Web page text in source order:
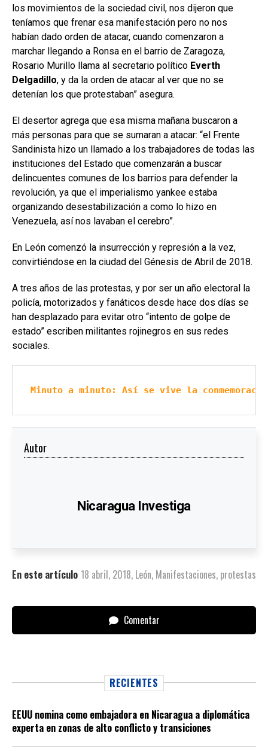
los movimientos de la sociedad civil, nos dijeron que
teníamos que frenar esa manifestación pero no nos
habían dado orden de atacar, cuando comenzaron a
marchar llegando a Ronsa en el barrio de Zaragoza,
Rosario Murillo llama al secretario político Everth
Delgadillo, y da la orden de atacar al ver que no se
detenían los que protestaban” asegura.
El desertor agrega que esa misma mañana buscaron a
más personas para que se sumaran a atacar: “el Frente
Sandinista hizo un llamado a los trabajadores de todas las
instituciones del Estado que comenzarán a buscar
delincuentes comunes de los barrios para defender la
revolución, ya que el imperialismo yankee estaba
organizando desestabilización a como lo hizo en
Venezuela, así nos lavaban el cerebro”.
En León comenzó la insurrección y represión a la vez,
convirtiéndose en la ciudad del Génesis de Abril de 2018.
A tres años de las protestas, y por ser un año electoral la
policía, motorizados y fanáticos desde hace dos días se
han desplazado para evitar otro “intento de golpe de
estado” escriben militantes rojinegros en sus redes
sociales.
Minuto a minuto: Así se vive la
Autor
Nicaragua Investiga
En este artículo 18 abril, 2018, León, Manifestaciones, protestas
Comentar
RECIENTES
EEUU nomina como embajadora en Nicaragua a diplomática
experta en zonas de alto conflicto y transiciones